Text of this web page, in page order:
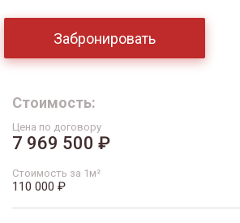
Забронировать
Стоимость:
Цена по договору
7 969 500 ₽
Стоимость за 1м²
110 000 ₽